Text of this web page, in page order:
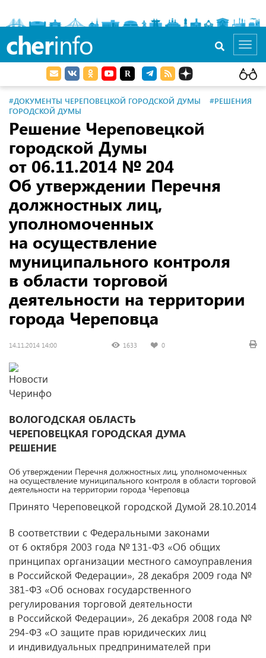
cherinfo
#ДОКУМЕНТЫ ЧЕРЕПОВЕЦКОЙ ГОРОДСКОЙ ДУМЫ
#РЕШЕНИЯ
ГОРОДСКОЙ ДУМЫ
Решение Череповецкой
городской Думы
от 06.11.2014 № 204
Об утверждении Перечня
должностных лиц,
уполномоченных
на осуществление
муниципального контроля
в области торговой
деятельности на территории
города Череповца
14.11.2014 14:00 1633 0
ВОЛОГОДСКАЯ ОБЛАСТЬ
ЧЕРЕПОВЕЦКАЯ ГОРОДСКАЯ ДУМА
РЕШЕНИЕ
Об утверждении Перечня должностных лиц, уполномоченных
на осуществление муниципального контроля в области торговой
деятельности на территории города Череповца
Принято Череповецкой городской Думой 28.10.2014
В соответствии с Федеральными законами
от 6 октября 2003 года № 131-ФЗ «Об общих
принципах организации местного самоуправления
в Российской Федерации», 28 декабря 2009 года №
381-ФЗ «Об основах государственного
регулирования торговой деятельности
в Российской Федерации», 26 декабря 2008 года №
294-ФЗ «О защите прав юридических лиц
и индивидуальных предпринимателей при